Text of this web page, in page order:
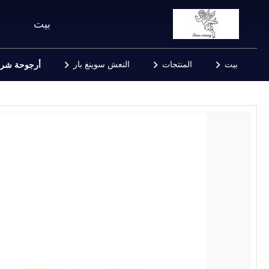
بيت
بيت المنتجات النعش سوينغ بار أرجوحة